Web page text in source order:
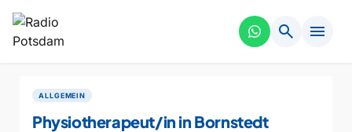
search menu
ALLGEMEIN
Physiotherapeut/in in Bornstedt